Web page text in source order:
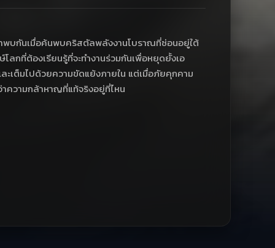
าพบกันเมื่อค้นพบคริสตัลพลังงานโบราณที่ซ่อนอยู่ใต้
ลกที่ต้องเรียนรู้ที่จะทำงานร่วมกันเพื่อหยุดยั้งเอ
ะเต็มไปด้วยความขัดแย้งภายใน แต่เมื่อภัยคุกคาม
ความกล้าหาญที่แท้จริงอยู่ที่ไหน